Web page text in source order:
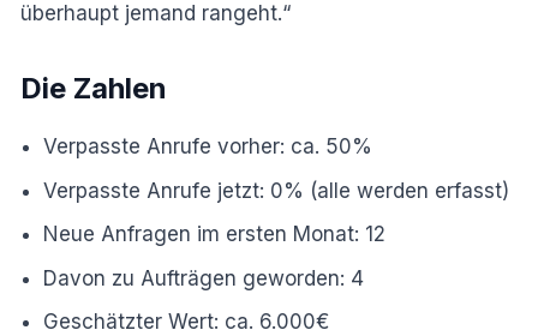
überhaupt jemand rangeht.“
Die Zahlen
Verpasste Anrufe vorher: ca. 50%
Verpasste Anrufe jetzt: 0% (alle werden erfasst)
Neue Anfragen im ersten Monat: 12
Davon zu Aufträgen geworden: 4
Geschätzter Wert: ca. 6.000€